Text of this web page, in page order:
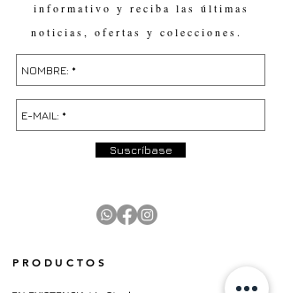
informativo y reciba las últimas
noticias, ofertas y colecciones.
Suscríbase
PRODUCTOS